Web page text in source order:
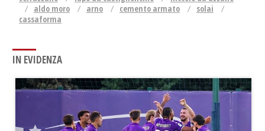
aldo moro
arno cemento armato
solai
cassaforma
IN EVIDENZA